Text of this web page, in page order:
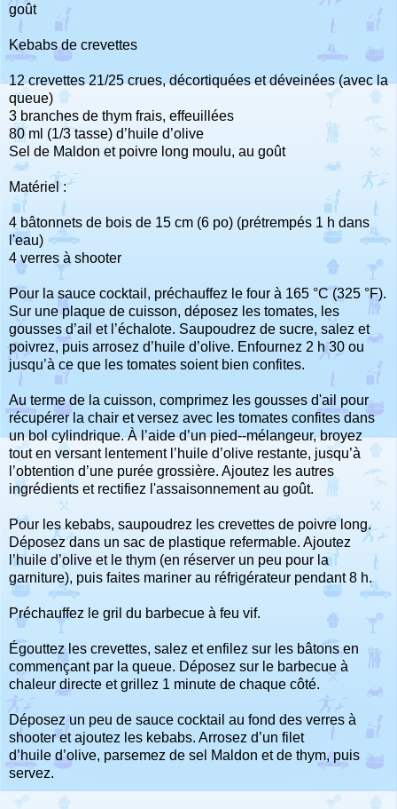
goût
Kebabs de crevettes
12 crevettes 21/25 crues, décortiquées et déveinées (avec la
queue)
3 branches de thym frais, effeuillées
80 ml (1/3 tasse) d’huile d’olive
Sel de Maldon et poivre long moulu, au goût
Matériel :
4 bâtonnets de bois de 15 cm (6 po) (prétrempés 1 h dans
l'eau)
4 verres à shooter
Pour la sauce cocktail, préchauffez le four à 165 °C (325 °F).
Sur une plaque de cuisson, déposez les tomates, les
gousses d’ail et l’échalote. Saupoudrez de sucre, salez et
poivrez, puis arrosez d’huile d’olive. Enfournez 2 h 30 ou
jusqu’à ce que les tomates soient bien confites.
Au terme de la cuisson, comprimez les gousses d'ail pour
récupérer la chair et versez avec les tomates confites dans
un bol cylindrique. À l’aide d’un pied-­‐mélangeur, broyez
tout en versant lentement l’huile d’olive restante, jusqu’à
l’obtention d’une purée grossière. Ajoutez les autres
ingrédients et rectifiez l'assaisonnement au goût.
Pour les kebabs, saupoudrez les crevettes de poivre long.
Déposez dans un sac de plastique refermable. Ajoutez
l’huile d’olive et le thym (en réserver un peu pour la
garniture), puis faites mariner au réfrigérateur pendant 8 h.
Préchauffez le gril du barbecue à feu vif.
Égouttez les crevettes, salez et enfilez sur les bâtons en
commençant par la queue. Déposez sur le barbecue à
chaleur directe et grillez 1 minute de chaque côté.
Déposez un peu de sauce cocktail au fond des verres à
shooter et ajoutez les kebabs. Arrosez d’un filet
d’huile d’olive, parsemez de sel Maldon et de thym, puis
servez.